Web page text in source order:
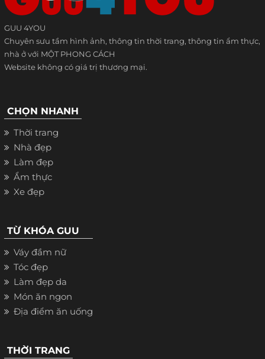
GUU 4YOU
Chuyên sưu tầm hình ảnh, thông tin thời trang, thông tin ẩm thực,
nhà ở với MỘT PHONG CÁCH
Website không có giá trị thương mại.
CHỌN NHANH
Thời trang
Nhà đẹp
Làm đẹp
Ẩm thực
Xe đẹp
TỪ KHÓA GUU
Váy đầm nữ
Tóc đẹp
Làm đẹp da
Món ăn ngon
Địa điểm ăn uống
THỜI TRANG